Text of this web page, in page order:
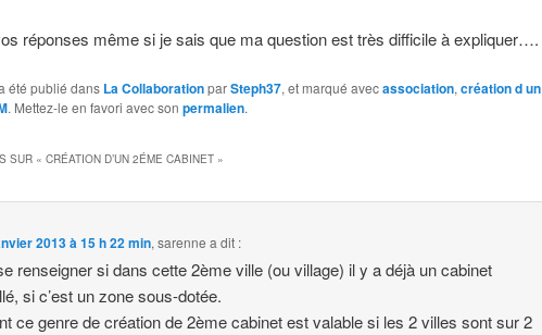
réponses même si je sais que ma question est très difficile à expliquer….
été publié dans La CollaborationparSteph37, et marqué avecassociation,création d un
. Mettez-le en favori avec son permalien.
SUR « CRÉATION D’UN 2ÉME CABINET»
2013 à 15 h 22 min,sarenne a dit :
renseigner si dans cette 2ème ville (ou village) il y a déjà un cabinet
si c’est un zone sous-dotée.
ce genre de création de 2ème cabinet est valable si les 2 villes sont sur 2